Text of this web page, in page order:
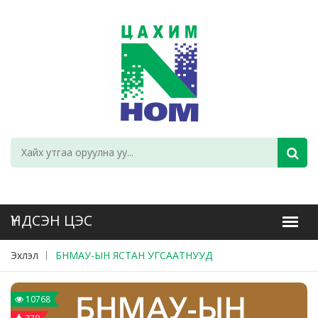
Эхлэл БНМАУ-ЫН ЯСТАН УГСААТНУУД
10768